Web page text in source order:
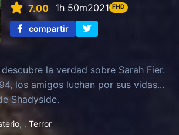
7.00 1h 50m2021 FHD
compartir
descubre la verdad sobre Sarah Fier.
los amigos luchan por sus vidas...
Shadyside.
, , Terror